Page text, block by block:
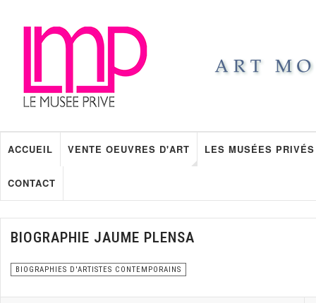
ACCUEIL VENTE OEUVRES D'ART LES MUSÉES PRIVÉS
CONTACT
BIOGRAPHIE JAUME PLENSA
BIOGRAPHIES D'ARTISTES CONTEMPORAINS